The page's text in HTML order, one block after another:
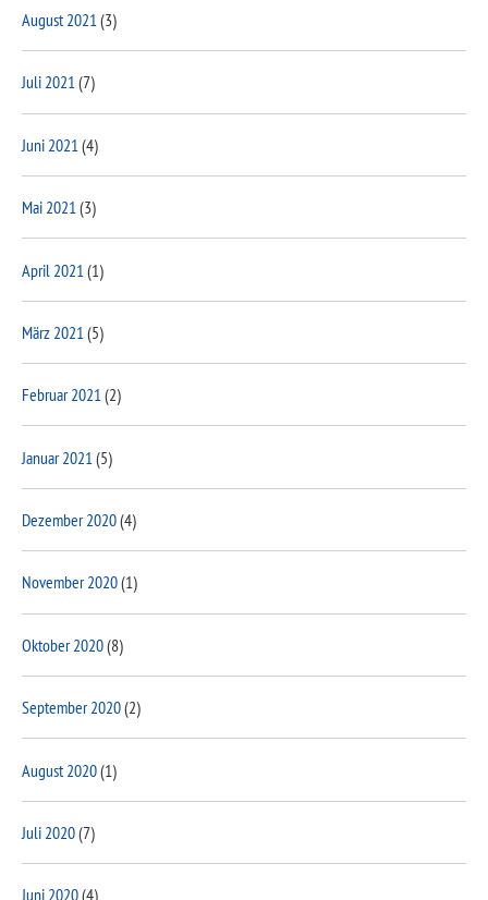
August 2021(3)
Juli 2021(7)
Juni 2021 (4)
Mai 2021(3)
April 2021 (1)
März 2021 (5)
Februar 2021(2)
Januar 2021 (5)
Dezember 2020(4)
November 2020(1)
Oktober 2020(8)
September 2020(2)
August 2020(1)
Juli 2020(7)
Juni 2020(4)